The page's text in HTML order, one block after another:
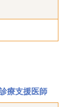
療支援医師